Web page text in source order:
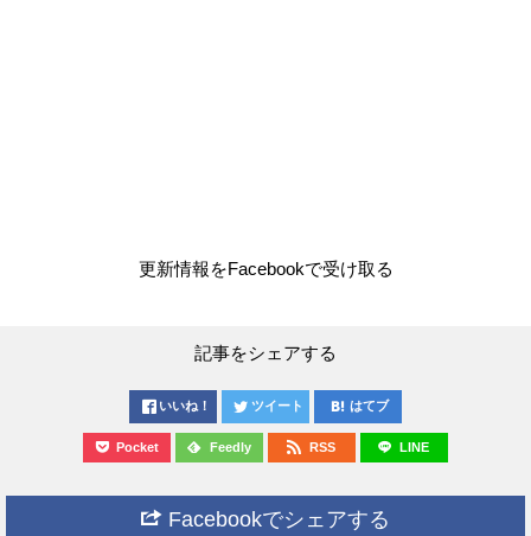
更新情報をFacebookで受け取る
記事をシェアする
いいね！ ツイート はてブ
Pocket Feedly RSS LINE
Facebookでシェアする